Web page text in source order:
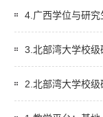
4.广西学位与研
3.北部湾大学校
2.北部湾大学校